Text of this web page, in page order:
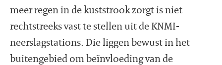
meer regen in de kuststrook zorgt is niet
rechtstreeks vast te stellen uit de KNMI-
neerslagstations. Die liggen bewust in het
buitengebied om beïnvloeding van de